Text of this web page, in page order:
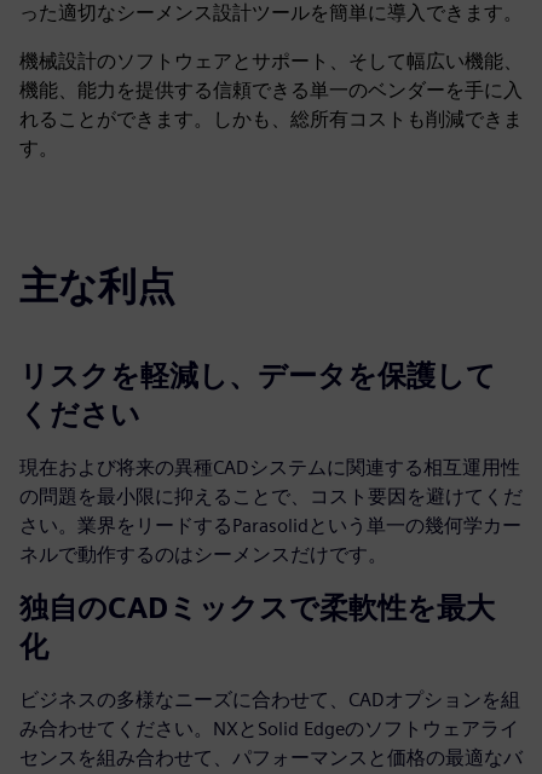
った適切なシーメンス設計ツールを簡単に導入できます。
機械設計のソフトウェアとサポート、そして幅広い機能、
機能、能力を提供する信頼できる単一のベンダーを手に入
れることができます。しかも、総所有コストも削減できま
す。
主な利点
リスクを軽減し、データを保護して
ください
現在および将来の異種CADシステムに関連する相互運用性
の問題を最小限に抑えることで、コスト要因を避けてくだ
さい。業界をリードするParasolidという単一の幾何学カー
ネルで動作するのはシーメンスだけです。
独自のCADミックスで柔軟性を最大
化
ビジネスの多様なニーズに合わせて、CADオプションを組
み合わせてください。NXとSolid Edgeのソフトウェアライ
センスを組み合わせて、パフォーマンスと価格の最適なバ